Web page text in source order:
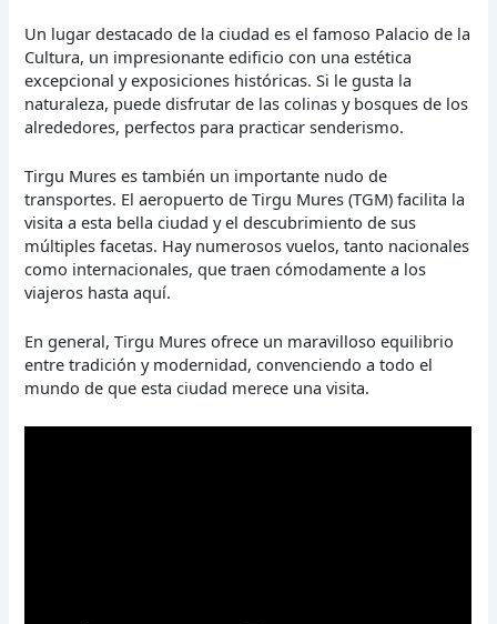
Un lugar destacado de la ciudad es el famoso Palacio de la
Cultura, un impresionante edificio con una estética
excepcional y exposiciones históricas. Si le gusta la
naturaleza, puede disfrutar de las colinas y bosques de los
alrededores, perfectos para practicar senderismo.
Tirgu Mures es también un importante nudo de
transportes. El aeropuerto de Tirgu Mures (TGM) facilita la
visita a esta bella ciudad y el descubrimiento de sus
múltiples facetas. Hay numerosos vuelos, tanto nacionales
como internacionales, que traen cómodamente a los
viajeros hasta aquí.
En general, Tirgu Mures ofrece un maravilloso equilibrio
entre tradición y modernidad, convenciendo a todo el
mundo de que esta ciudad merece una visita.